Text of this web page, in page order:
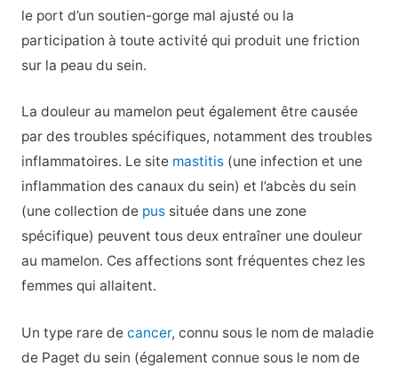
le port d’un soutien-gorge mal ajusté ou la
participation à toute activité qui produit une friction
sur la peau du sein.
La douleur au mamelon peut également être causée
par des troubles spécifiques, notamment des troubles
inflammatoires. Le site mastitis(une infection et une
inflammation des canaux du sein) et l’abcès du sein
(une collection de pussituée dans une zone
spécifique) peuvent tous deux entraîner une douleur
au mamelon. Ces affections sont fréquentes chez les
femmes qui allaitent.
Un type rare de cancer, connu sous le nom de maladie
de Paget du sein (également connue sous le nom de